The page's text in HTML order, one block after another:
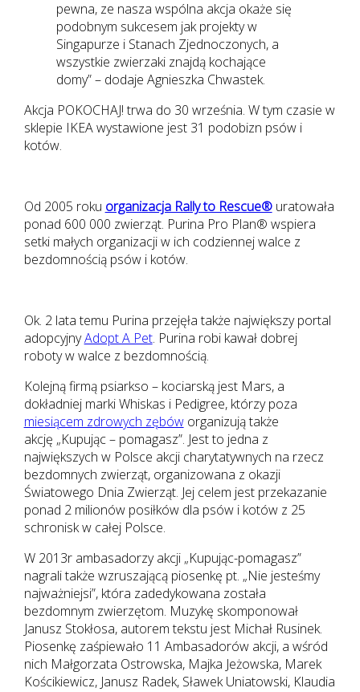
pewna, ze nasza wspólna akcja okaże się
podobnym sukcesem jak projekty w
Singapurze i Stanach Zjednoczonych, a
wszystkie zwierzaki znajdą kochające
domy” – dodaje Agnieszka Chwastek.
Akcja POKOCHAJ! trwa do 30 września. W tym czasie w
sklepie IKEA wystawione jest 31 podobizn psów i
kotów.
Od 2005 roku organizacja Rally to Rescue®uratowała
ponad 600 000 zwierząt. Purina Pro Plan® wspiera
setki małych organizacji w ich codziennej walce z
bezdomnością psów i kotów.
Ok. 2 lata temu Purina przejęła także największy portal
adopcyjnyAdopt A Pet. Purina robi kawał dobrej
roboty w walce z bezdomnością.
Kolejną firmą psiarkso – kociarską jest Mars, a
dokładniej marki Whiskas i Pedigree, którzy poza
miesiącem zdrowych zębóworganizują także
akcję „Kupując – pomagasz”. Jest to jedna z
największych w Polsce akcji charytatywnych na rzecz
bezdomnych zwierząt, organizowana z okazji
Światowego Dnia Zwierząt. Jej celem jest przekazanie
ponad 2 milionów posiłków dla psów i kotów z 25
schronisk w całej Polsce.
W 2013r ambasadorzy akcji „Kupując-pomagasz”
nagrali także wzruszającą piosenkę pt. „Nie jesteśmy
najważniejsi”, która zadedykowana została
bezdomnym zwierzętom. Muzykę skomponował
Janusz Stokłosa, autorem tekstu jest Michał Rusinek.
Piosenkę zaśpiewało 11 Ambasadorów akcji, a wśród
nich Małgorzata Ostrowska, Majka Jeżowska, Marek
Kościkiewicz, Janusz Radek, Sławek Uniatowski, Klaudia